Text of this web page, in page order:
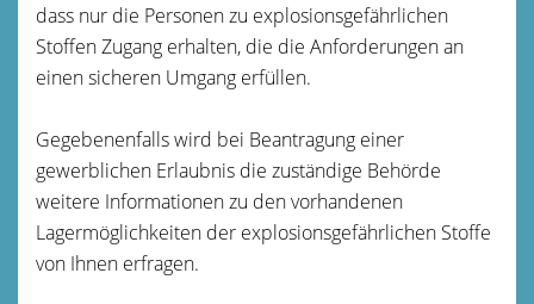
dass nur die Personen zu explosionsgefährlichen
Stoffen Zugang erhalten, die die Anforderungen an
einen sicheren Umgang erfüllen.
Gegebenenfalls wird bei Beantragung einer
gewerblichen Erlaubnis die zuständige Behörde
weitere Informationen zu den vorhandenen
Lagermöglichkeiten der explosionsgefährlichen Stoffe
von Ihnen erfragen.